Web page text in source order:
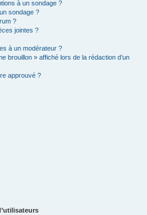
à un sondage ?
sondage ?
?
jointes ?
à un modérateur ?
brouillon » affiché lors de la rédaction d’un
approuvé ?